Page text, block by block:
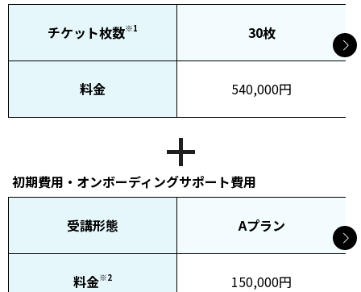
チケット枚数※1 30枚
料金 540,000円
初期費用・オンボーディングサポート費用
受講形態 Aプラン
料金※2 150,000円